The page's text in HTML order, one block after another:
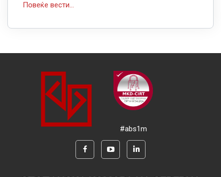
Повеќе вести...
#abs1m